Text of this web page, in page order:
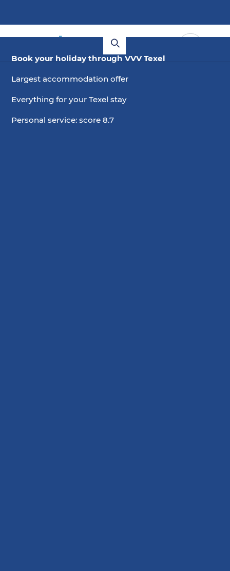
Book your holiday through VVV Texel
Largest accommodation offer
Everything for your Texel stay
Personal service: score 8.7